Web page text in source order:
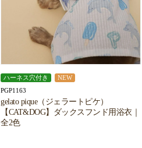
ハーネス穴付き NEW
PGP1163
gelato pique（ジェラートピケ）
【CAT&DOG】ダックスフンド用浴衣｜
全2色